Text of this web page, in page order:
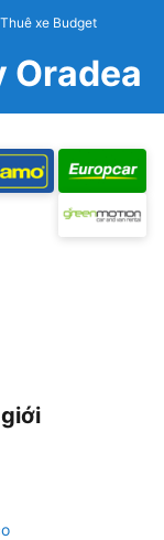
Thuê xe Budget
Oradea